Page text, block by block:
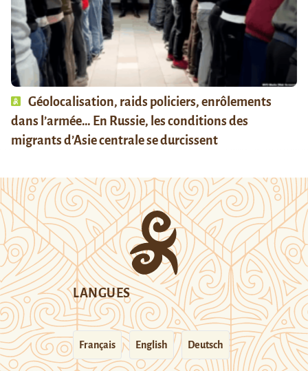
Géolocalisation, raids policiers, enrôlements
dans l’armée… En Russie, les conditions des
migrants d’Asie centrale se durcissent
LANGUES
Français English Deutsch